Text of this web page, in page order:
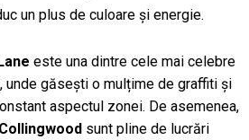
un plus de culoare și energie.
este una dintre cele mai celebre
unde găsești o mulțime de graffiti și
aspectul zonei. De asemenea,
Collingwood sunt pline de lucrări